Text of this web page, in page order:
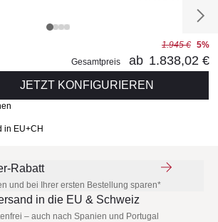
1.945 € 5%
Gesamtpreis
ab 1.838,02 €
JETZT KONFIGURIEREN
in EU+CH
Rabatt
und bei Ihrer ersten Bestellung sparen*
in die EU & Schweiz
– auch nach Spanien und Portugal